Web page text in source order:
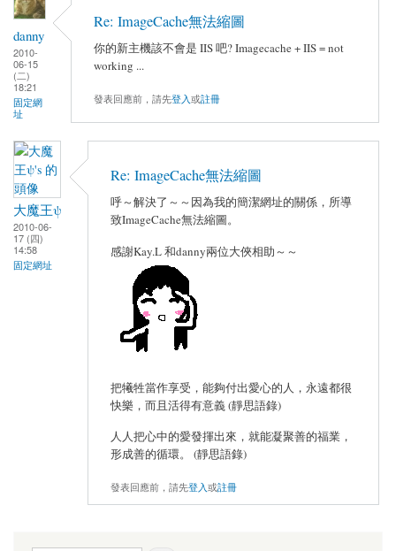
danny
2010-
06-15
(二)
18:21
固定網
址
Re: ImageCache無法縮圖
你的新主機該不會是 IIS 吧? Imagecache + IIS = not
working ...
發表回應前，請先登入或註冊
大魔王ψ
2010-06-
17 (四)
14:58
固定網址
Re: ImageCache無法縮圖
呼～解決了～～因為我的簡潔網址的關係，所導
致ImageCache無法縮圖。
感謝Kay.L 和danny兩位大俠相助～～
把犧牲當作享受，能夠付出愛心的人，永遠都很
快樂，而且活得有意義 (靜思語錄)
人人把心中的愛發揮出來，就能凝聚善的福業，
形成善的循環。 (靜思語錄)
發表回應前，請先登入或註冊